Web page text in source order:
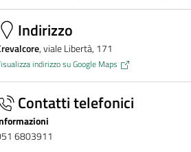
Indirizzo
, viale Libertà, 171
indirizzo su Google Maps
Contatti telefonici
6803911